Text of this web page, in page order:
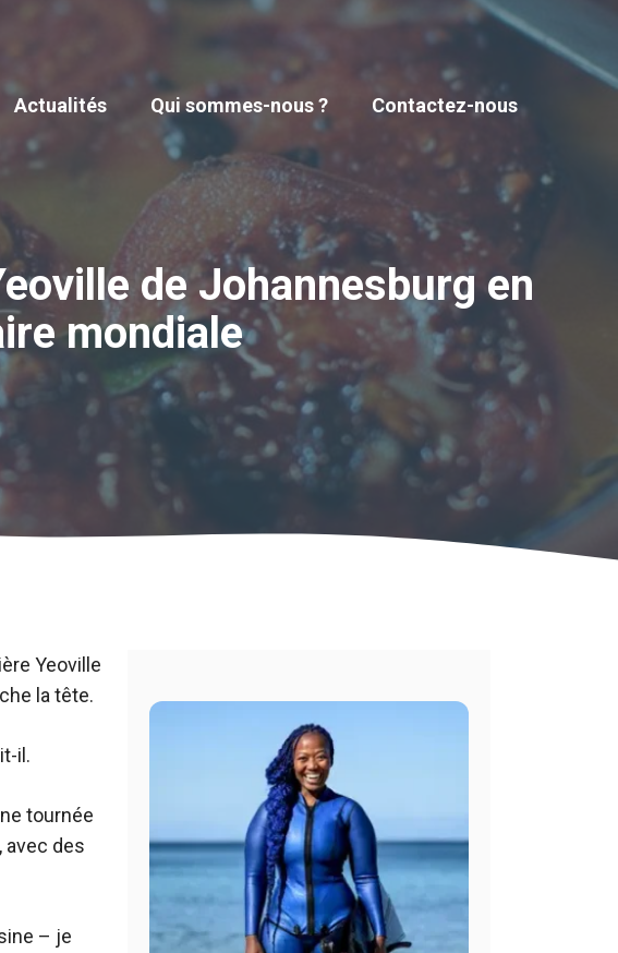
Actualités
Qui sommes-nous ? Contactez-nous
de Johannesburg en
mondiale
Yeoville
la tête.
il.
tournée
avec des
– je